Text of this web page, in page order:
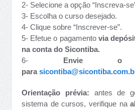
2- Selecione a opção “Inscreva-
3- Escolha o curso desejado.
4- Clique sobre “Inscrever-se”.
5- Efetue o pagamento via
na conta do Sicontiba.
6- Envie o
para
Orientação prévia: antes de
sistema de cursos, verifique na